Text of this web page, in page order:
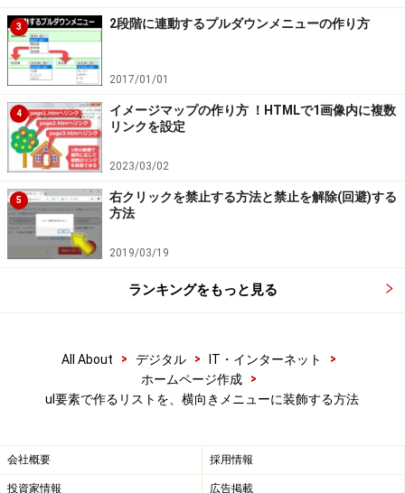
ul要素とli要素で作るリストを、横方向に並べてメニューバー
に見えるように装飾した例
上図の上側は、1段階のリストを「1行のメニューバー」
に見えるように装飾した例です。上図の下側は、2段階
のリストを「横向きに並ぶメインメニュー項目(緑色)」
＋「縦向きに並ぶサブメニュー項目(黄緑色)」として装
飾した例です。
本記事では、上記に掲載した2種類(4通り)の装飾方法を
横方向に並べるCSSソースの書き方をご紹介致します。
まずは、HTMLもCSSもシンプルな記述で済む、1段階の
※記事内容は執筆時点のものです。最新の内容をご確認くださ
3 2段階に連動するプルダウンメニューの作り方
2017/01/01
4
イメージマップの作り方 ！HTMLで1画像内に複数
リンクを設定
2023/03/02
5
右クリックを禁止する方法と禁止を解除(回避)する
方法
2019/03/19
ランキングをもっと見る
All About > デジタル > IT・インターネット
>
ホームページ作成
>
ul要素で作るリストを、横向きメニューに装飾する方法
会社概要 採用情報
投資家情報 広告掲載